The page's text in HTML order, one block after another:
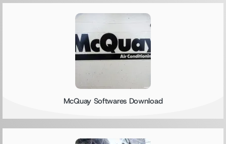
McQuay Softwares Download